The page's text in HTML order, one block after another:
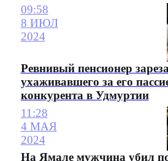
09:58
8 ИЮЛ
2024
Ревнивый пенсионер
ухаживавшего за его
конкурента в Удмуртии
11:28
4 МАЯ
2024
На Ямале мужчина убил